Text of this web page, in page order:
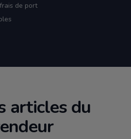
de port
articles du